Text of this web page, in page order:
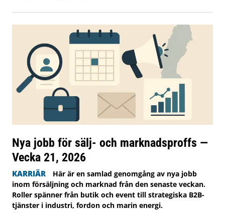
Nya jobb för sälj- och marknadsproffs —
Vecka 21, 2026
KARRIÄR
Här är en samlad genomgång av nya jobb
inom försäljning och marknad från den senaste veckan.
Roller spänner från butik och event till strategiska B2B-
tjänster i industri, fordon och marin energi.